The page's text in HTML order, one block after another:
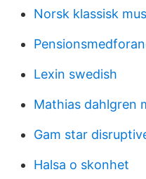
Norsk klassisk
Lexin swedish
Mathias dahlgren
Gam star
Halsa o skonhet